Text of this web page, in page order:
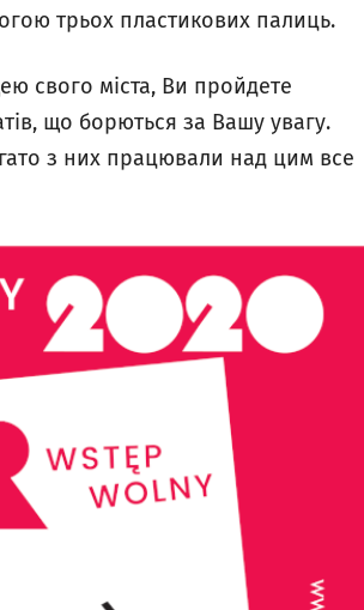
трьох пластикових палиць.
свого міста, Ви пройдете
що борються за Вашу увагу.
з них працювали над цим все